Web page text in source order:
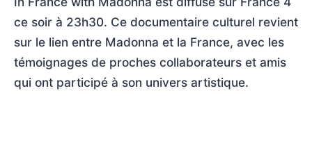
ce soir à 23h30. Ce documentaire culturel revient
sur le lien entre Madonna et la France, avec les
témoignages de proches collaborateurs et amis
qui ont participé à son univers artistique.